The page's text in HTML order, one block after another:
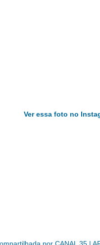
Ver essa foto no